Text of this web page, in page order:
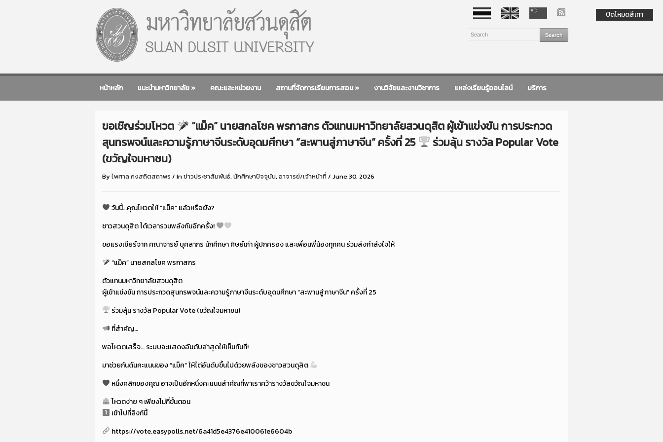
หน้าหลัก แนะนำมหาวิทยาลัย» คณะและหน่วยงาน สถานที่จัดการเรียนการสอน» งานวิจัยและงานวิชาการ แหล่งเรียนรู้ออนไลน์ บริการ
ขอเชิญร่วมโหวต
“แม็ค” นายสกลโชค พรกาสกร ตัวแทนมหาวิทยาลัยสวนดุสิต ผู้เข้าแข่งขัน การประกวด
สุนทรพจน์และความรู้ภาษาจีนระดับอุดมศึกษา “สะพานสู่ภาษาจีน” ครั้งที่ 25
ร่วมลุ้น รางวัล Popular Vote
(ขวัญใจมหาชน)
Byไพศาล คงสถิตสถาพร / Inข่าวประชาสัมพันธ์, นักศึกษาปัจจุบัน, อาจารย์/เจ้าหน้าที่/ June 30, 2026
วันนี้…คุณโหวตให้ “แม็ค” แล้วหรือยัง?
ชาวสวนดุสิต ได้เวลารวมพลังกันอีกครั้ง!
ขอแรงเชียร์จาก คณาจารย์ บุคลากร นักศึกษา ศิษย์เก่า ผู้ปกครอง และเพื่อนพี่น้องทุกคน ร่วมส่งกำลังใจให้
“แม็ค” นายสกลโชค พรกาสกร
ตัวแทนมหาวิทยาลัยสวนดุสิต
ผู้เข้าแข่งขัน การประกวดสุนทรพจน์และความรู้ภาษาจีนระดับอุดมศึกษา “สะพานสู่ภาษาจีน” ครั้งที่ 25
ร่วมลุ้น รางวัล Popular Vote (ขวัญใจมหาชน)
ที่สำคัญ…
พอโหวตเสร็จ… ระบบจะแสดงอันดับล่าสุดให้เห็นทันที!
มาช่วยกันดันคะแนนของ “แม็ค” ให้ไต่อันดับขึ้นไปด้วยพลังของชาวสวนดุสิต
หนึ่งคลิกของคุณ อาจเป็นอีกหนึ่งคะแนนสำคัญที่พาเราคว้ารางวัลขวัญใจมหาชน
โหวตง่าย ๆ เพียงไม่กี่ขั้นตอน
เข้าไปที่ลิงก์นี้
https://vote.easypolls.net/6a41d5e4376e410061e6604b
ปิดโหมดสีเทา